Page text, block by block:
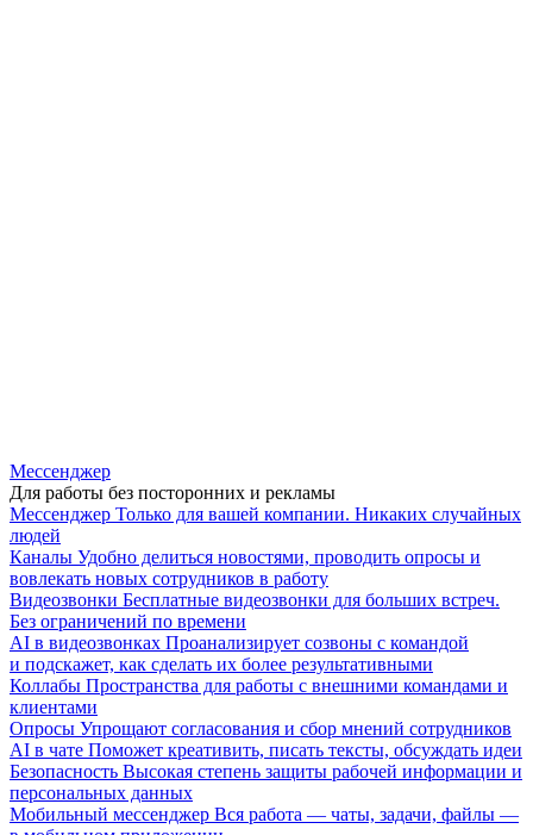
Мессенджер
Для работы без посторонних и рекламы
Мессенджер Только для вашей компании. Никаких случайных
людей
Каналы Удобно делиться новостями, проводить опросы и
вовлекать новых сотрудников в работу
Видеозвонки Бесплатные видеозвонки для больших встреч.
Без ограничений по времени
AI в видеозвонках Проанализирует созвоны с командой
и подскажет, как сделать их более результативными
Коллабы Пространства для работы с внешними командами и
клиентами
Опросы Упрощают согласования и сбор мнений сотрудников
AI в чате Поможет креативить, писать тексты, обсуждать идеи
Безопасность Высокая степень защиты рабочей информации и
персональных данных
Мобильный мессенджер Вся работа — чаты, задачи, файлы —